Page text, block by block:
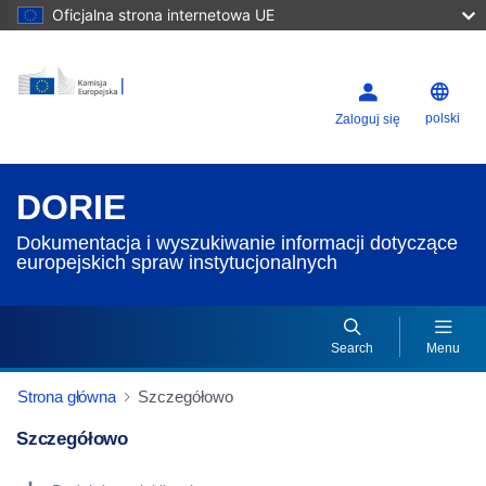
Oficjalna strona internetowa UE
Zaloguj się polski
DORIE
Dokumentacja i wyszukiwanie informacji dotyczące
europejskich spraw instytucjonalnych
Search Menu
Strona główna Szczegółowo
Szczegółowo